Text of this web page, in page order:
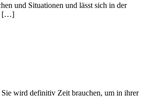
und Situationen und lässt sich in der
[…]
Sie wird definitiv Zeit brauchen, um in ihrer